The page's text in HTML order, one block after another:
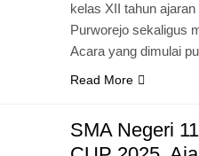
kelas XII tahun
Purworejo sekaligus
Acara yang dimulai
Read More
SMA Negeri